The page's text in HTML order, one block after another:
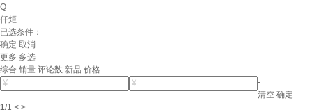
Q
仟炬
已选条件：
确定 取消
更多 多选
综合 销量 评论数 新品 价格
-
清空 确定
1/1 < >